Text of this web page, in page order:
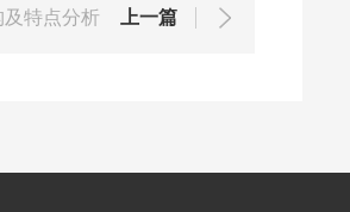
上一篇
特点分析